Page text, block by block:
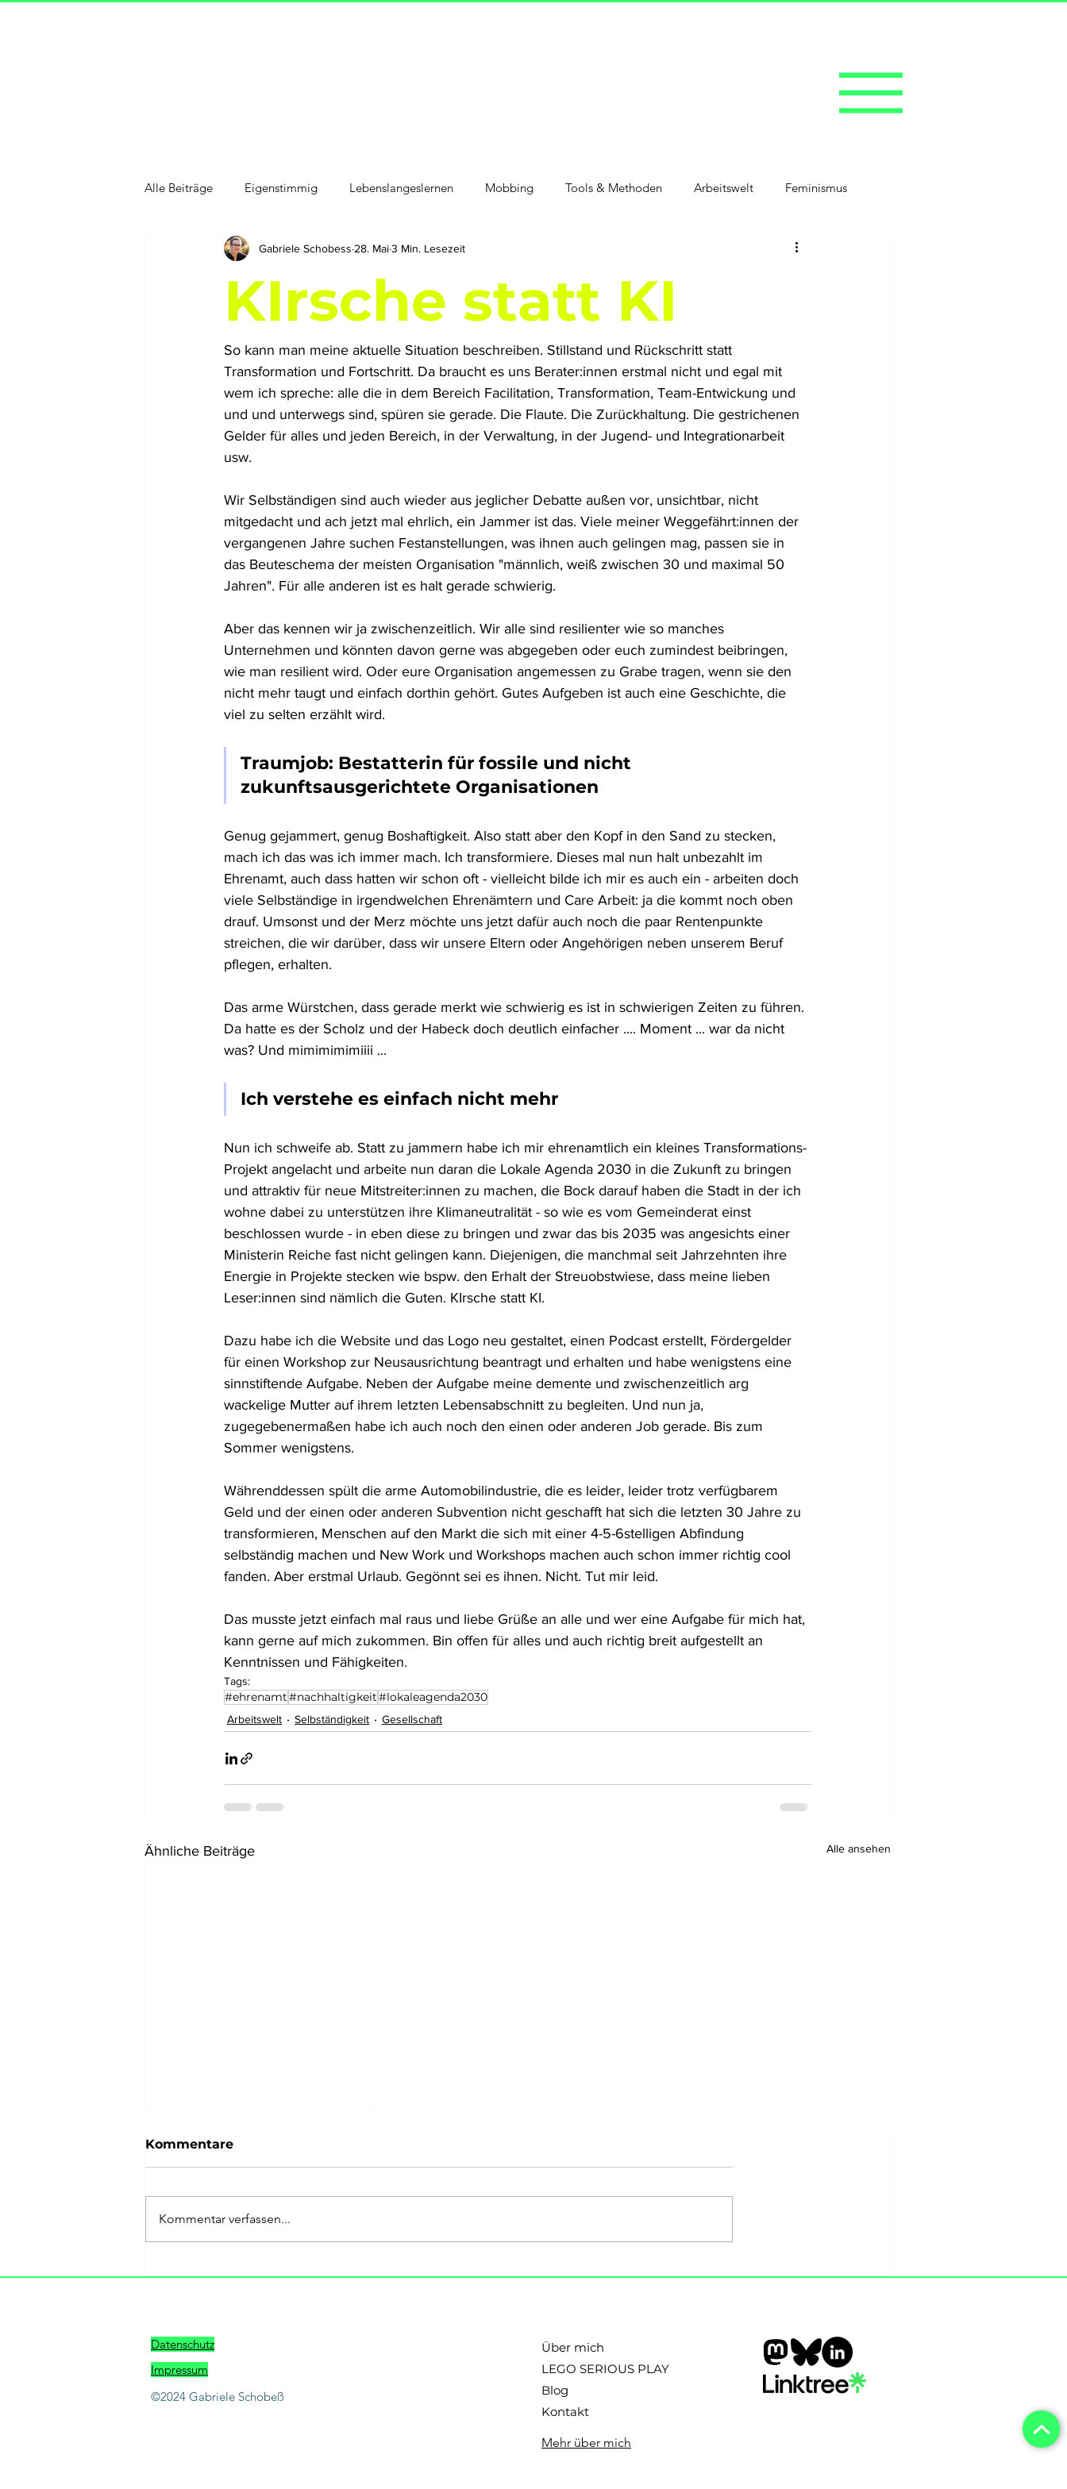
Alle Beiträge Eigenstimmig Lebenslangeslernen Mobbing Tools & Methoden Arbeitswelt Feminismus
New Work Schönes Selbständigkeit Reise
KIrsche statt KI
Gabriele Schobess 28. Mai3 Min. Lesezeit
So kann man meine aktuelle Situation beschreiben. Stillstand und Rückschritt statt
Transformation und Fortschritt. Da braucht es uns Berater:innen erstmal nicht und egal mit
wem ich spreche: alle die in dem Bereich Facilitation, Transformation, Team-Entwickung und
und und unterwegs sind, spüren sie gerade. Die Flaute. Die Zurückhaltung. Die gestrichenen
Gelder für alles und jeden Bereich, in der Verwaltung, in der Jugend- und Integrationarbeit
usw.
Wir Selbständigen sind auch wieder aus jeglicher Debatte außen vor, unsichtbar, nicht
mitgedacht und ach jetzt mal ehrlich, ein Jammer ist das. Viele meiner Weggefährt:innen der
vergangenen Jahre suchen Festanstellungen, was ihnen auch gelingen mag, passen sie in
das Beuteschema der meisten Organisation "männlich, weiß zwischen 30 und maximal 50
Jahren". Für alle anderen ist es halt gerade schwierig.
Aber das kennen wir ja zwischenzeitlich. Wir alle sind resilienter wie so manches
Unternehmen und könnten davon gerne was abgegeben oder euch zumindest beibringen,
wie man resilient wird. Oder eure Organisation angemessen zu Grabe tragen, wenn sie den
nicht mehr taugt und einfach dorthin gehört. Gutes Aufgeben ist auch eine Geschichte, die
viel zu selten erzählt wird.
Traumjob: Bestatterin für fossile und nicht
zukunftsausgerichtete Organisationen
Genug gejammert, genug Boshaftigkeit. Also statt aber den Kopf in den Sand zu stecken,
mach ich das was ich immer mach. Ich transformiere. Dieses mal nun halt unbezahlt im
Ehrenamt, auch dass hatten wir schon oft - vielleicht bilde ich mir es auch ein - arbeiten doch
viele Selbständige in irgendwelchen Ehrenämtern und Care Arbeit: ja die kommt noch oben
drauf. Umsonst und der Merz möchte uns jetzt dafür auch noch die paar Rentenpunkte
streichen, die wir darüber, dass wir unsere Eltern oder Angehörigen neben unserem Beruf
pflegen, erhalten.
Das arme Würstchen, dass gerade merkt wie schwierig es ist in schwierigen Zeiten zu führen.
Da hatte es der Scholz und der Habeck doch deutlich einfacher .... Moment ... war da nicht
was? Und mimimimimiiii ...
Ich verstehe es einfach nicht mehr
Nun ich schweife ab. Statt zu jammern habe ich mir ehrenamtlich ein kleines Transformations-
Projekt angelacht und arbeite nun daran die Lokale Agenda 2030 in die Zukunft zu bringen
und attraktiv für neue Mitstreiter:innen zu machen, die Bock darauf haben die Stadt in der ich
wohne dabei zu unterstützen ihre Klimaneutralität - so wie es vom Gemeinderat einst
beschlossen wurde - in eben diese zu bringen und zwar das bis 2035 was angesichts einer
Ministerin Reiche fast nicht gelingen kann. Diejenigen, die manchmal seit Jahrzehnten ihre
Energie in Projekte stecken wie bspw. den Erhalt der Streuobstwiese, dass meine lieben
Leser:innen sind nämlich die Guten. KIrsche statt KI.
Dazu habe ich die Website und das Logo neu gestaltet, einen Podcast erstellt, Fördergelder
für einen Workshop zur Neusausrichtung beantragt und erhalten und habe wenigstens eine
sinnstiftende Aufgabe. Neben der Aufgabe meine demente und zwischenzeitlich arg
wackelige Mutter auf ihrem letzten Lebensabschnitt zu begleiten. Und nun ja,
zugegebenermaßen habe ich auch noch den einen oder anderen Job gerade. Bis zum
Sommer wenigstens.
Währenddessen spült die arme Automobilindustrie, die es leider, leider trotz verfügbarem
Geld und der einen oder anderen Subvention nicht geschafft hat sich die letzten 30 Jahre zu
transformieren, Menschen auf den Markt die sich mit einer 4-5-6stelligen Abfindung
selbständig machen und New Work und Workshops machen auch schon immer richtig cool
fanden. Aber erstmal Urlaub. Gegönnt sei es ihnen. Nicht. Tut mir leid.
Das musste jetzt einfach mal raus und liebe Grüße an alle und wer eine Aufgabe für mich hat,
kann gerne auf mich zukommen. Bin offen für alles und auch richtig breit aufgestellt an
Kenntnissen und Fähigkeiten.
Tags:
#ehrenamt#nachhaltigkeit#lokaleagenda2030
Arbeitswelt Selbständigkeit Gesellschaft
Ähnliche Beiträge Alle ansehen
Kommentare
Kommentar verfassen...
Über mich
LEGO SERIOUS PLAY
Blog
Kontakt
Mehr über mich
Datenschutz
Impressum
©2024 Gabriele Schobeß